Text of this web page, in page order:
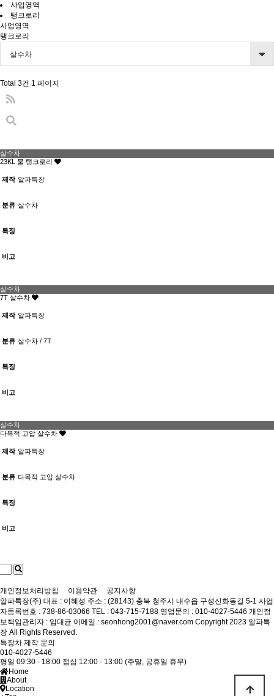
사업영역
탱크로리
사업영역
탱크로리
살수차
Total 3건 1 페이지
살수차
23KL 물 탱크로리
제작 알파특장
분류 살수차
특징
비고
살수차
7T 살수차
제작 알파특장
분류 살수차 / 7T
특징
비고
살수차
다목적 고압 살수차
제작 알파특장
분류 다목적 고압 살수차
특징
비고
개인정보처리방침 이용약관
공지사항
알파특장(주) 대표 : 이혜성 주소 : (28143) 충북 청주시 내수읍 구성신화동길 5-1 사업
자등록번호 : 738-86-03066 TEL : 043-715-7188 영업문의 : 010-4027-5446 개인정
보책임관리자 : 임대균 이메일 : seonhong2001@naver.com Copyright 2023 알파특
장 All Rights Reserved.
특장차 제작 문의
010-4027-5446
평일 09:30 - 18:00 점심 12:00 - 13:00 (주말, 공휴일 휴무)
Home
About
Location